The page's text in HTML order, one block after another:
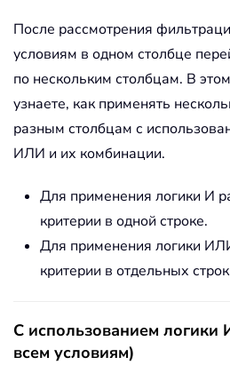
После рассмотрения
условиям в одном столбце
по нескольким столбцам. В
узнаете, как применять
разным столбцам с
ИЛИ и их комбинации.
Для применения логики И
критерии в одной строке.
Для применения логики
критерии в отдельных
С использованием логики
всем условиям)